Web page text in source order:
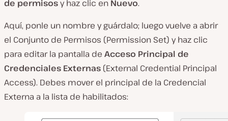
de permisosy haz clic en Nuevo.
Aquí, ponle un nombre y guárdalo; luego vuelve a abrir
el Conjunto de Permisos (Permission Set) y haz clic
para editar la pantalla de Acceso Principal de
Credenciales Externas (External Credential Principal
Access). Debes mover el principal de la Credencial
Externa a la lista de habilitados: